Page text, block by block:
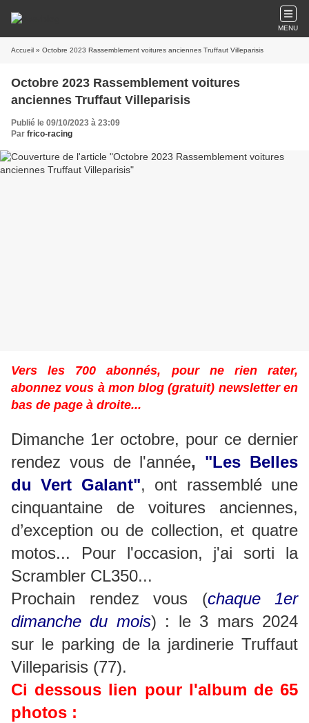
MENU
Accueil » Octobre 2023 Rassemblement voitures anciennes Truffaut Villeparisis
Octobre 2023 Rassemblement voitures
anciennes Truffaut Villeparisis
Publié le 09/10/2023 à 23:09
Par frico-racing
Vers les 700 abonnés, pour ne rien rater,
abonnez vous à mon blog (gratuit) newsletter en
bas de page à droite...
Dimanche 1er octobre, pour ce dernier
rendez vous de l'année, "Les Belles
du Vert Galant", ont rassemblé une
cinquantaine de voitures anciennes,
d’exception ou de collection, et quatre
motos... Pour l'occasion, j'ai sorti la
Scrambler CL350...
Prochain rendez vous (chaque 1er
dimanche du mois) : le 3 mars 2024
sur le parking de la jardinerie Truffaut
Villeparisis (77).
Ci dessous lien pour l'album de 65
photos :